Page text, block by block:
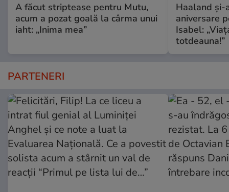
A făcut striptease pentru Mutu,
acum a pozat goală la cârma unui
iaht: „Inima mea”
Haaland
aniversare
Isabel:
totdeauna!”
PARTENERI